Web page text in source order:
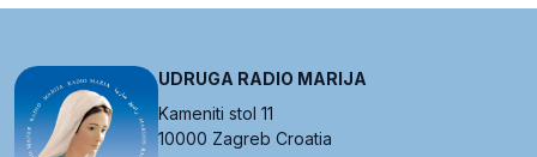
UDRUGA RADIO MARIJA
Kameniti stol 11
10000 Zagreb Croatia